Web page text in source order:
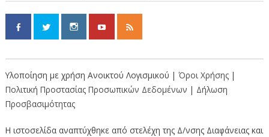
Υλοποίηση με χρήση Ανοικτού Λογισμικού | Όροι Χρήσης |
Πολιτική Προστασίας Προσωπικών Δεδομένων | Δήλωση
Προσβασιμότητας
Η ιστοσελίδα αναπτύχθηκε από στελέχη της Δ/νσης Διαφάνειας και